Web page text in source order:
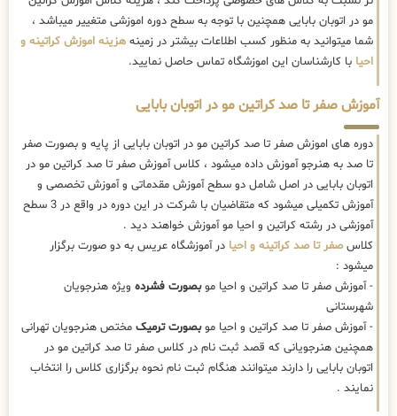
مو در اتوبان بابایی همچنین با توجه به سطح دوره اموزشی متغییر میباشد ،
شما میتوانید به منظور کسب اطلاعات بیشتر در زمینه هزینه اموزش کراتینه و
احیا با کارشناسان این اموزشگاه تماس حاصل نمایید.
آموزش صفر تا صد کراتین مو در اتوبان بابایی
دوره های اموزش صفر تا صد کراتین مو در اتوبان بابایی از پایه و بصورت صفر
تا صد به هنرجو آموزش داده میشود ، کلاس آموزش صفر تا صد کراتین مو در
اتوبان بابایی در اصل شامل دو سطح آموزش مقدماتی و آموزش تخصصی و
آموزش تکمیلی میشود که متقاضیان با شرکت در این دوره در واقع در 3 سطح
آموزشی در رشته کراتین و احیا مو آموزش خواهند دید .
کلاسصفر تا صد کراتینه و احیا در آموزشگاه عریس به دو صورت برگزار
میشود :
- آموزش صفر تا صد کراتین و احیا موبصورت فشرده ویژه هنرجویان
شهرستانی
- آموزش صفر تا صد کراتین و احیا موبصورت ترمیک مختص هنرجویان تهرانی
همچنین هنرجویانی که قصد ثبت نام در کلاس صفر تا صد کراتین مو در
اتوبان بابایی را دارند میتوانند هنگام ثبت نام نحوه برگزاری کلاس را انتخاب
نمایند .